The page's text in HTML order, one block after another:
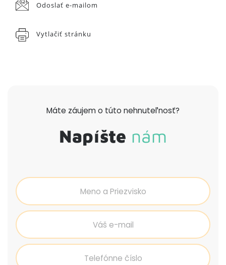
Odoslať e-mailom
Vytlačiť stránku
Máte záujem o túto nehnuteľnosť?
Napíšte nám